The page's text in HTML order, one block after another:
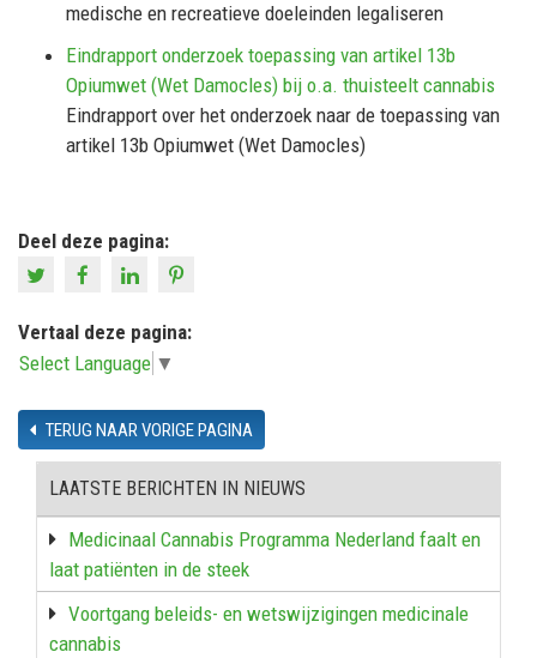
medische en recreatieve doeleinden legaliseren
Eindrapport onderzoek toepassing van artikel 13b
Opiumwet (Wet Damocles) bij o.a. thuisteelt cannabis
Eindrapport over het onderzoek naar de toepassing van
artikel 13b Opiumwet (Wet Damocles)
Deel deze pagina:
Vertaal deze pagina:
Select Language ▼
TERUG NAAR VORIGE PAGINA
LAATSTE BERICHTEN IN NIEUWS
Medicinaal Cannabis Programma Nederland faalt en
laat patiënten in de steek
Voortgang beleids- en wetswijzigingen medicinale
cannabis